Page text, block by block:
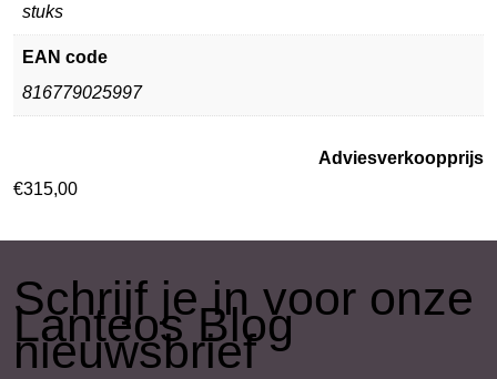
stuks
EAN code
816779025997
Adviesverkoopprijs
€315,00
​Schrijf je in voor onze
Lanteos Blog
nieuwsbrief